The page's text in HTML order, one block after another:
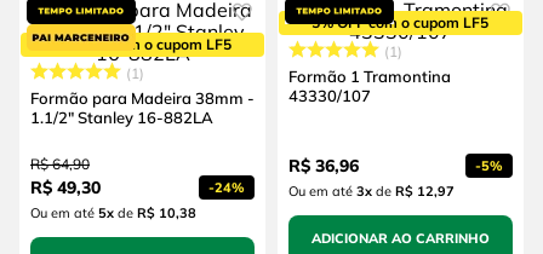
5% OFF com o cupom LF5
1
Formão para Madeira 38mm -
1.1/2" Stanley 16-882LA
R$ 64,90
R$ 49,30 -24%
Ou em até 5xde R$ 10,38
5% OFF com o cupom LF5
1
Formão 1 Tramontina
43330/107
R$ 36,96 -5%
Ou em até 3xde R$ 12,97
ADICIONAR AO CARRINHO